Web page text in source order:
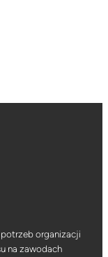
organizacji
na zawodach